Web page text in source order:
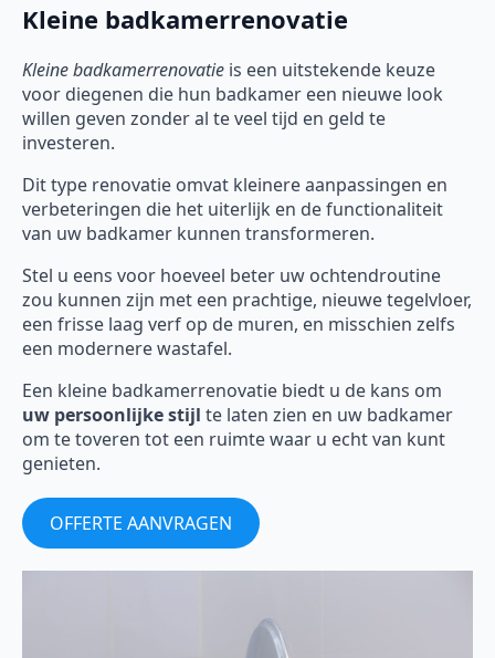
Kleine badkamerrenovatie
Kleine badkamerrenovatie is een uitstekende keuze
voor diegenen die hun badkamer een nieuwe look
willen geven zonder al te veel tijd en geld te
investeren.
Dit type renovatie omvat kleinere aanpassingen en
verbeteringen die het uiterlijk en de functionaliteit
van uw badkamer kunnen transformeren.
Stel u eens voor hoeveel beter uw ochtendroutine
zou kunnen zijn met een prachtige, nieuwe tegelvloer,
een frisse laag verf op de muren, en misschien zelfs
een modernere wastafel.
Een kleine badkamerrenovatie biedt u de kans om
uw persoonlijke stijl te laten zien en uw badkamer
om te toveren tot een ruimte waar u echt van kunt
genieten.
OFFERTE AANVRAGEN